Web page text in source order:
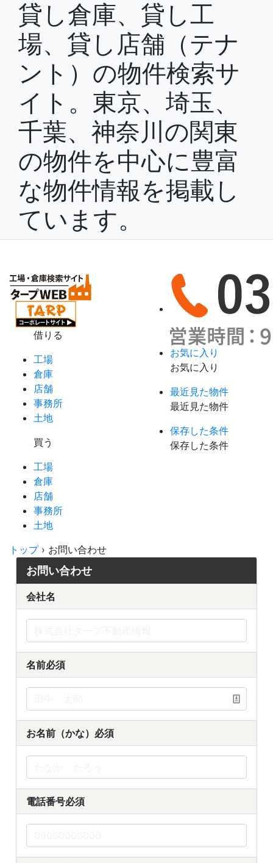
貸し倉庫、貸し工
場、貸し店舗（テナ
ント）の物件検索サ
イト。東京、埼玉、
千葉、神奈川の関東
の物件を中心に豊富
な物件情報を掲載し
ています。
借りる
工場
倉庫
店舗
事務所
土地
買う
工場
倉庫
店舗
事務所
土地
お気に入り
お気に入り
最近見た物件
最近見た物件
保存した条件
保存した条件
トップ› お問い合わせ
お問い合わせ
会社名
名前必須
お名前（かな） 必須
電話番号必須